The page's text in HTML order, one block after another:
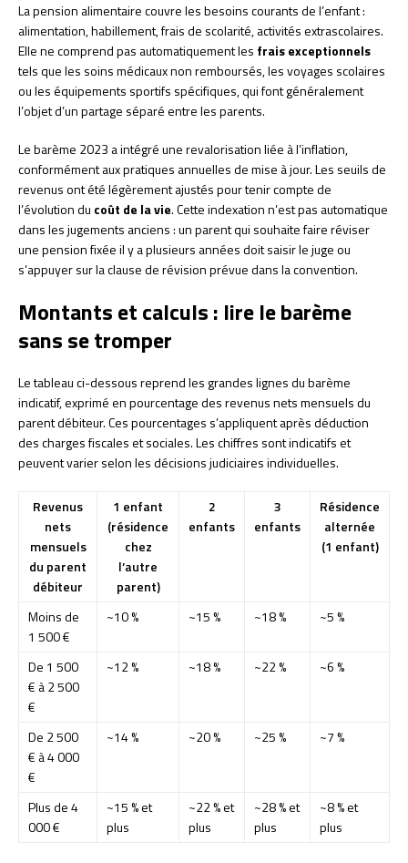
La pension alimentaire couvre les besoins courants de l’enfant :
alimentation, habillement, frais de scolarité, activités extrascolaires.
Elle ne comprend pas automatiquement les frais exceptionnels
tels que les soins médicaux non remboursés, les voyages scolaires
ou les équipements sportifs spécifiques, qui font généralement
l’objet d’un partage séparé entre les parents.
Le barème 2023 a intégré une revalorisation liée à l’inflation,
conformément aux pratiques annuelles de mise à jour. Les seuils de
revenus ont été légèrement ajustés pour tenir compte de
l’évolution du coût de la vie. Cette indexation n’est pas automatique
dans les jugements anciens : un parent qui souhaite faire réviser
une pension fixée il y a plusieurs années doit saisir le juge ou
s’appuyer sur la clause de révision prévue dans la convention.
Montants et calculs : lire le barème
sans se tromper
Le tableau ci-dessous reprend les grandes lignes du barème
indicatif, exprimé en pourcentage des revenus nets mensuels du
parent débiteur. Ces pourcentages s’appliquent après déduction
des charges fiscales et sociales. Les chiffres sont indicatifs et
peuvent varier selon les décisions judiciaires individuelles.
Revenus
nets
mensuels
du parent
débiteur
1 enfant
(résidence
chez
l’autre
parent)
2
enfants
3
enfants
Résidence
alternée
(1 enfant)
Moins de
1 500 €
~10 % ~15 % ~18 % ~5 %
De 1 500
€ à 2 500
€
~12 % ~18 % ~22 % ~6 %
De 2 500
€ à 4 000
€
~14 % ~20 % ~25 % ~7 %
Plus de 4
000 €
~15 % et
plus
~22 % et
plus
~28 % et
plus
~8 % et
plus